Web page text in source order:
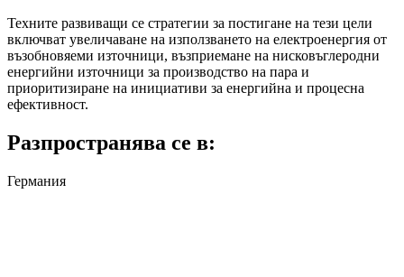
Техните развиващи се стратегии за постигане на тези цели
включват увеличаване на използването на електроенергия от
възобновяеми източници, възприемане на нисковъглеродни
енергийни източници за производство на пара и
приоритизиране на инициативи за енергийна и процесна
ефективност.
Разпространява се в:
Германия